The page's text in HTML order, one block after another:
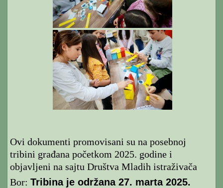
Ovi dokumenti promovisani su na posebnoj
tribini građana početkom 2025. godine i
objavljeni na sajtu Društva Mladih istraživača
Bor:Tribina je održana 27. marta 2025.